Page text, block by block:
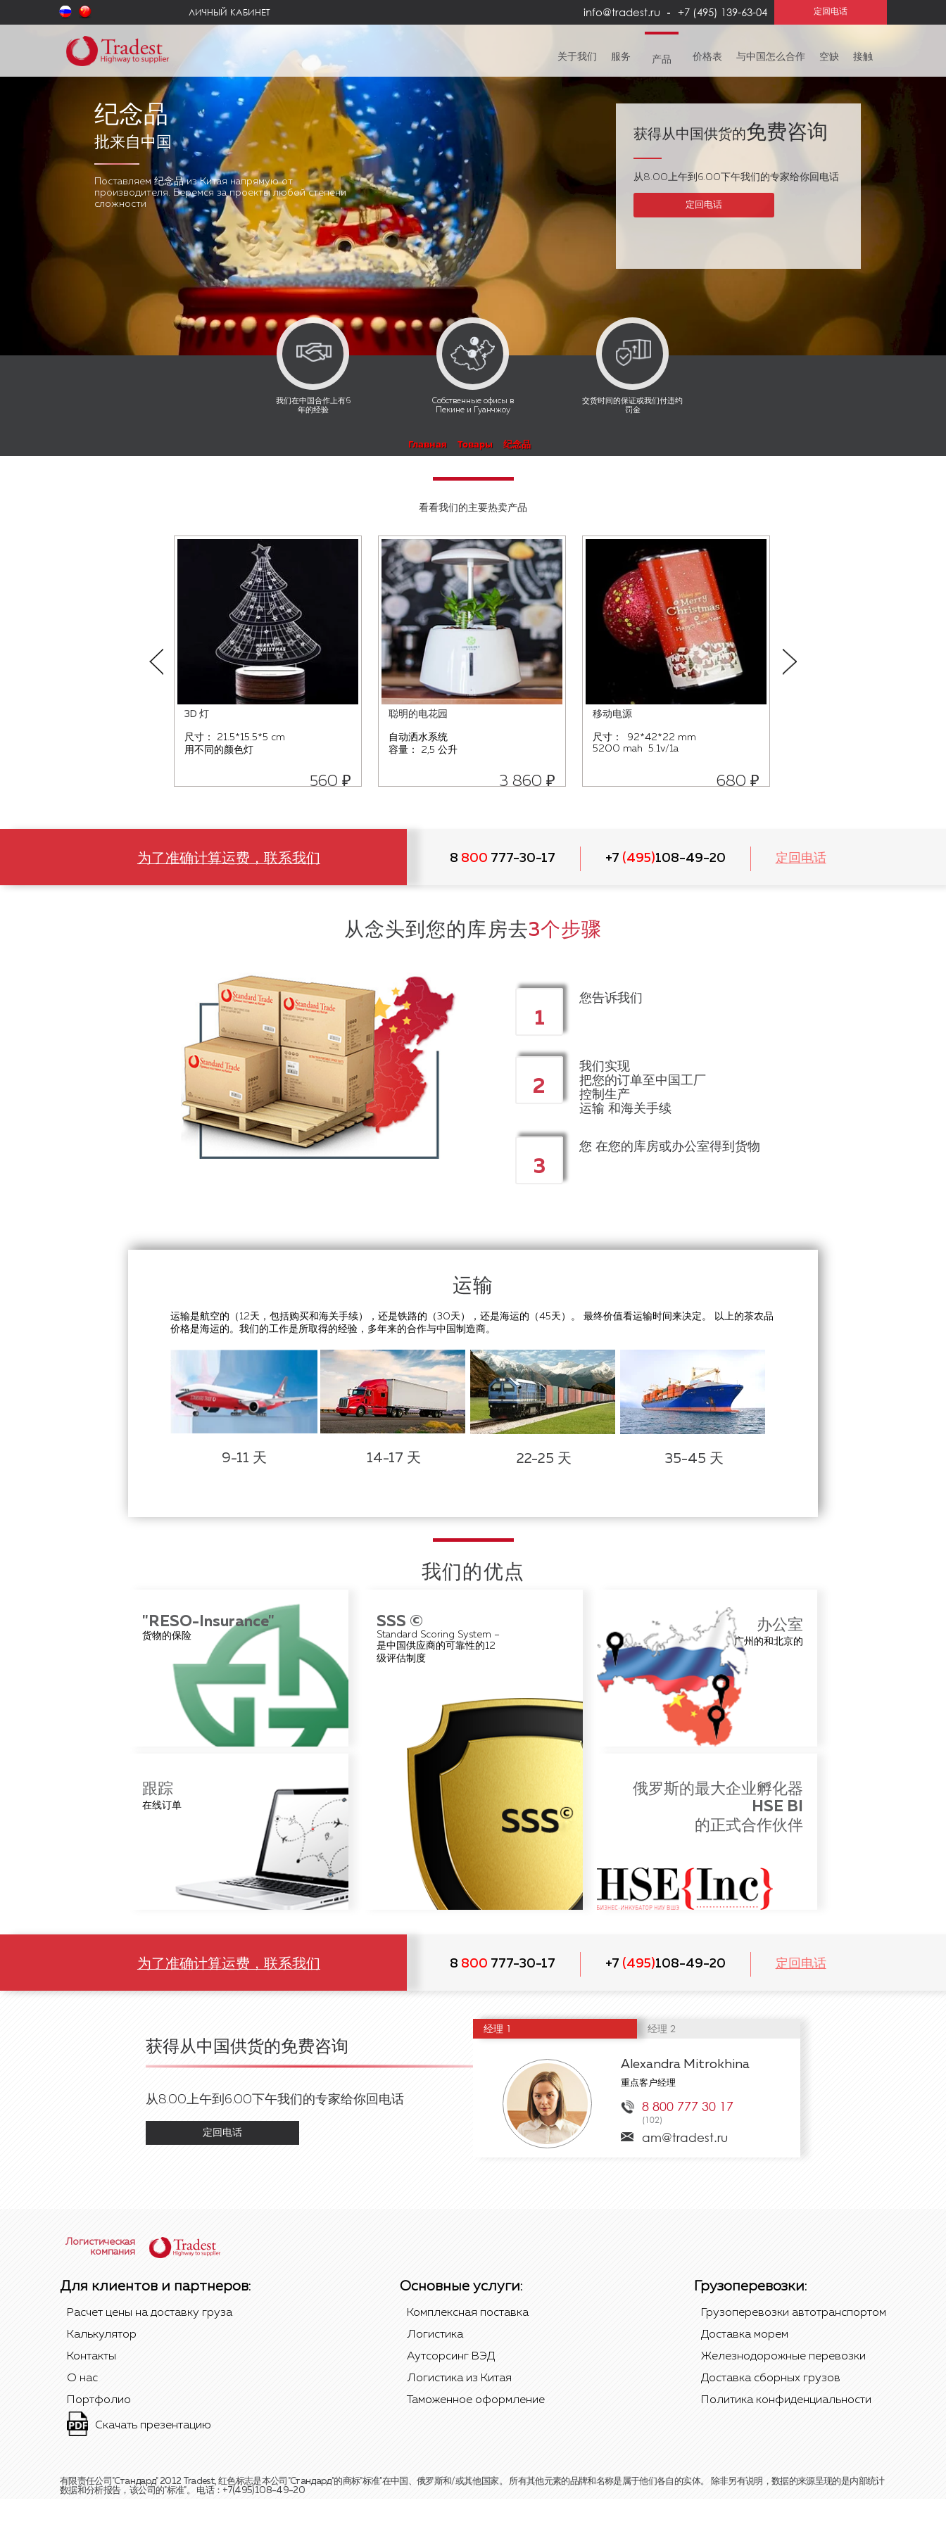
ЛИЧНЫЙ КАБИНЕТ 定回电话
+7 (495) 139-63-04
info@tradest.ru
关于我们 服务 产品 价格表 与中国怎么合作 空缺 接触
纪念品
批来自中国
Поставляем纪念品из Китая напрямую от
производителя. Беремся за проекты любой степени
сложности
获得从中国供货的免费咨询
从8.00上午到6.00 下午我们的专家给你回电话
定回电话
我们在中国合作上有6
年的经验
Собственные офисы в
Пекине и Гуанчжоу
交货时间的保证或我们付违约
罚金
Главная Товары 纪念品
看看我们的主要热卖产品
3D 灯
尺寸： 21.5*15.5*5 cm
用不同的颜色灯
560 ₽
聪明的电花园
自动洒水系统
容量： 2,5 公升
3 860 ₽
移动电源
尺寸： 92*42*22 mm
5200 mah 5.1v/1a
680 ₽
为了准确计算运费，联系我们 8 800 777-30-17 +7 (495)108-49-20 定回电话
从念头到您的库房去3个步骤
1
您告诉我们
2
我们实现
把您的订单至中国工厂
控制 生产
运输 和海关手续
3
您 在您的库房或办公室得到货物
运输
运输是航空的（12天，包括购买和海关手续），还是铁路的（30天），还是海运的（45天）。 最终价值看运输时间来决定。 以上的茶农品
价格是海运的。我们的工作是所取得的经验，多年来的合作与中国制造商。
9-11 天 14-17 天 22-25 天 35-45 天
我们的优点
"RESO-Insurance"
货物的保险
"RESO-Insurance"
货物保险的规则
跟踪
在线订单
跟踪
在线看您的订单当地
SSS ©
Standard Scoring System –
是中国供应商的可靠性的12
级评估制度
[перейти к статье]
公司的b2b部门的顶级网站的状况
用Whois查看域名的信息
在地图上查看公司的当地
按照照片网站的消息查看供应商给的照片
办公室
广州的和北京的
办公室
广州的和北京的
办公室的地图
俄罗斯的最大企业孵化器
HSE BI
的正式合作伙伴
俄罗斯的最大企业孵化器
的正式合作伙伴
为了准确计算运费，联系我们 8 800 777-30-17 +7 (495)108-49-20 定回电话
获得从中国供货的免费咨询
从8.00上午到6.00下午我们的专家给你回电话
定回电话
经理 1 经理 2
Alexandra Mitrokhina
重点客户经理
8 800 777 30 17
(102)
am@tradest.ru
Логистическая
компания
Для клиентов и партнеров:
Расчет цены на доставку груза
Калькулятор
Контакты
О нас
Портфолио
Скачать презентацию
Основные услуги:
Комплексная поставка
Логистика
Аутсорсинг ВЭД
Логистика из Китая
Таможенное оформление
Грузоперевозки:
Грузоперевозки автотранспортом
Доставка морем
Железнодорожные перевозки
Доставка сборных грузов
Политика конфиденциальности
有限责任公司"Стандард" 2012 Tradest, 红色标志是本公司"Стандард"的商标"标准"在中国、俄罗斯和/或其他国家。 所有其他元素的品牌和名称是属于他们各自的实体。 除非另有说明，数据的来源呈现的是内部统计
数据和分析报告，该公司的"标准"。 电话： +7(495)108-49-20